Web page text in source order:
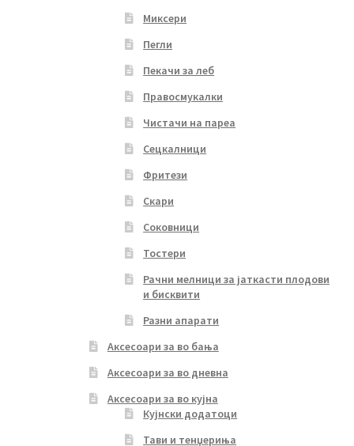
Миксери
Пегли
Пекачи за леб
Правосмукалки
Чистачи на пареа
Сецкалници
Фритези
Скари
Соковници
Тостери
Рачни мелници за јаткасти плодови
и бисквити
Разни апарати
Аксесоари за во бања
Аксесоари за во дневна
Аксесоари за во кујна
Кујнски додатоци
Тави и тенџериња